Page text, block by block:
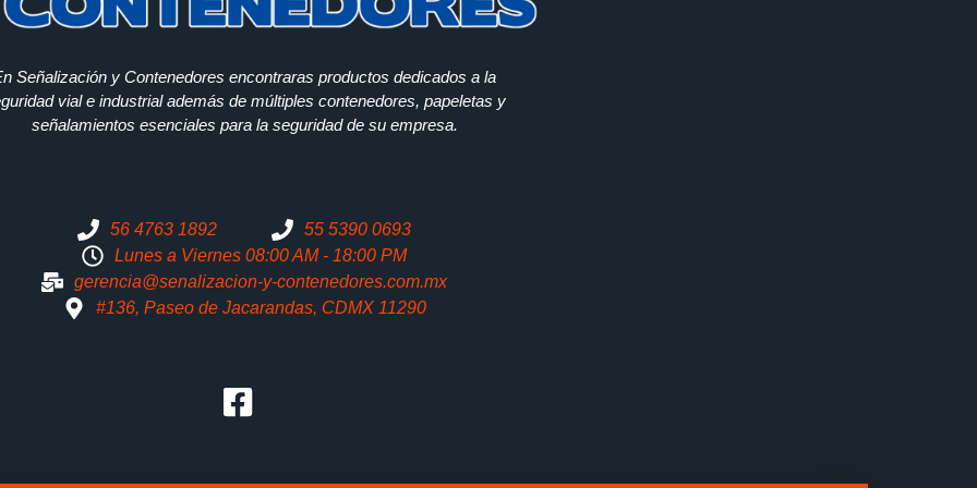
Señalización y Contenedores encontraras productos dedicados a la
vial e industrial además de múltiples contenedores, papeletas y
señalamientos esenciales para la seguridad de su empresa.
56 4763 1892
55 5390 0693
Lunes a Viernes 08:00 AM - 18:00 PM
gerencia@senalizacion-y-contenedores.com.mx
#136, Paseo de Jacarandas, CDMX 11290